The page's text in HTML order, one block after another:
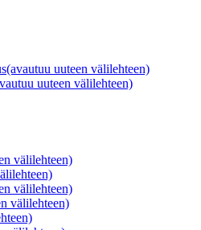
(avautuu uuteen välilehteen)
uuteen välilehteen)
välilehteen)
välilehteen)
välilehteen)